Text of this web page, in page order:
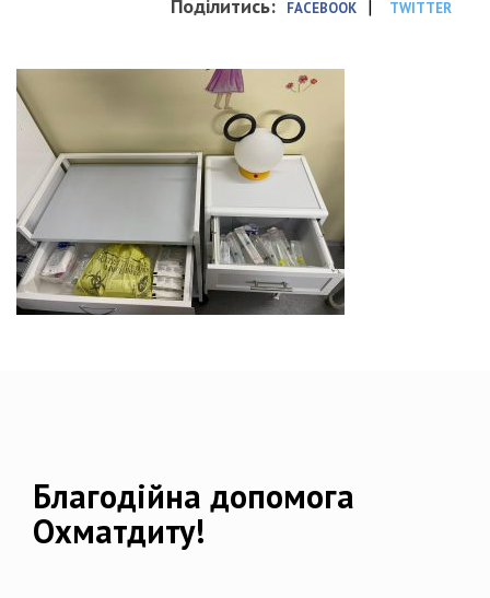
Поділитись: FACEBOOK | TWITTER
Благодійна допомога
Охматдиту!